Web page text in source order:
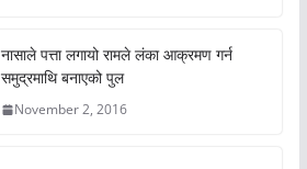
नासाले पत्ता लगायो रामले लंका आक्रमण गर्न
समुद्रमाथि बनाएको पुल
November 2, 2016